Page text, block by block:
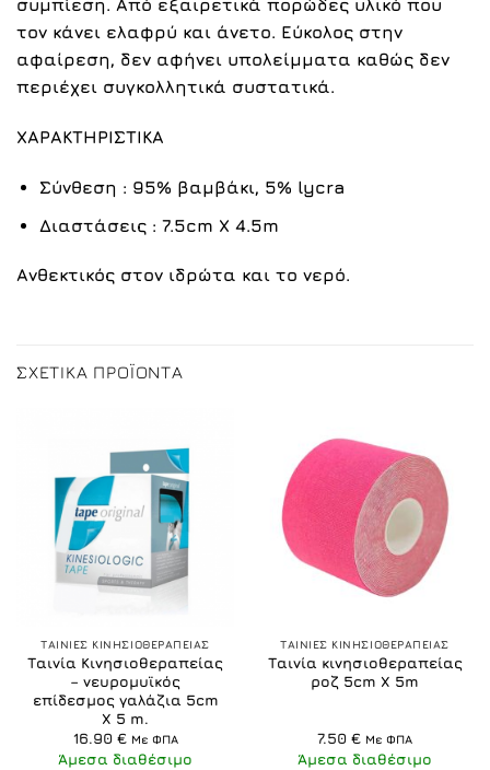
συμπίεση. Από εξαιρετικά πορώδες υλικό που
τον κάνει ελαφρύ και άνετο. Εύκολος στην
αφαίρεση, δεν αφήνει υπολείμματα καθώς δεν
περιέχει συγκολλητικά συστατικά.
ΧΑΡΑΚΤΗΡΙΣΤΙΚΑ
Σύνθεση : 95% βαμβάκι, 5% lycra
Διαστάσεις: 7.5cm X 4.5m
Ανθεκτικός στον ιδρώτα και το νερό.
ΣΧΕΤΙΚΆ ΠΡΟΪΌΝΤΑ
ΤΑΙΝΙΕΣ ΚΙΝΗΣΙΟΘΕΡΑΠΕΙΑΣ
Ταινία Κινησιοθεραπείας
– νευρομυϊκός
επίδεσμος γαλάζια 5cm
Χ 5 m.
16.90 € Με ΦΠΑ
Άμεσα διαθέσιμο
ΤΑΙΝΙΕΣ ΚΙΝΗΣΙΟΘΕΡΑΠΕΙΑΣ
Ταινία κινησιοθεραπείας
ροζ 5cm X 5m
7.50 € Με ΦΠΑ
Άμεσα διαθέσιμο